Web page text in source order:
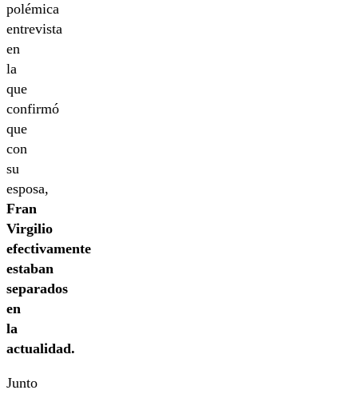
polémica
entrevista
en
la
que
confirmó
que
con
su
esposa,
Fran
Virgilio
efectivamente
estaban
separados
en
la
actualidad.
Junto